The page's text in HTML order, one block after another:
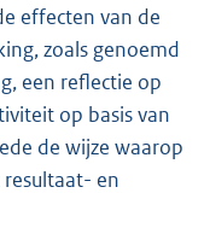
effecten van de
zoals genoemd
een reflectie op
op basis van
de wijze waarop
en